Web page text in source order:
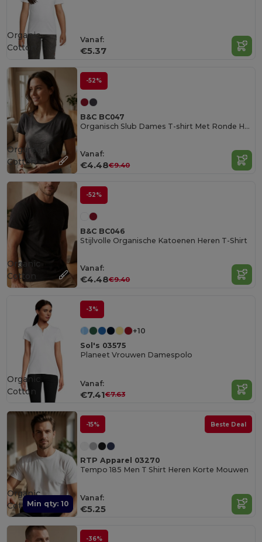
Vanaf:
€5.37
Organic
Cotton
-52%
B&C BC047
Organisch Slub Dames T-shirt Met Ronde Hals
Vanaf:
€4.48€9.40
Organic
Cotton
-52%
B&C BC046
Stijlvolle Organische Katoenen Heren T-Shirt
Vanaf:
€4.48€9.40
Organic
Cotton
-3%
+10
Sol's 03575
Planeet Vrouwen Damespolo
Vanaf:
€7.41€7.63
Min qty: 10
Organic
Cotton
-15% Beste Deal
RTP Apparel 03270
Tempo 185 Men T Shirt Heren Korte Mouwen
Vanaf:
€5.25
Organic
Cotton
-36%